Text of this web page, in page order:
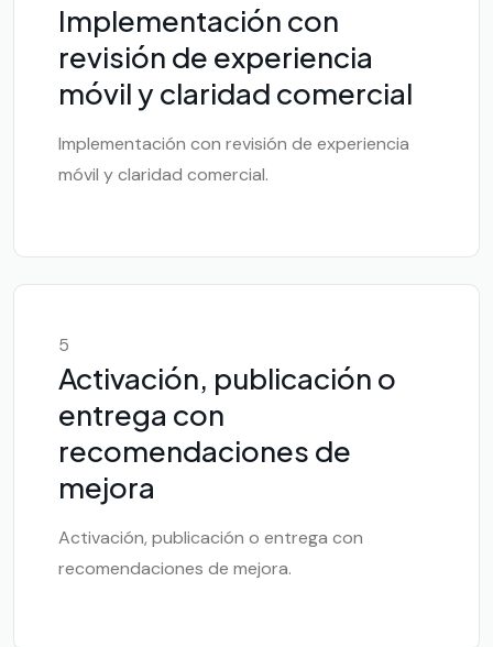
Implementación con
revisión de experiencia
móvil y claridad comercial
Implementación con revisión de experiencia
móvil y claridad comercial.
5
Activación, publicación o
entrega con
recomendaciones de
mejora
Activación, publicación o entrega con
recomendaciones de mejora.